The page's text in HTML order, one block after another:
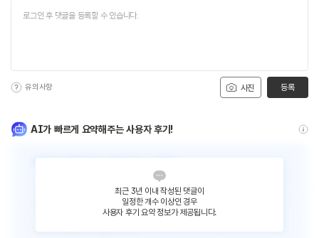
사진
유의사항 등록
AI가 빠르게 요약해주는 사용자 후기!
최근 3년 이내 작성된 댓글이
일정한 개수 이상인 경우
사용자 후기 요약 정보가 제공됩니다.